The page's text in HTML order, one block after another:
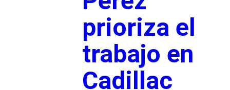
prioriza el
trabajo en
Cadillac